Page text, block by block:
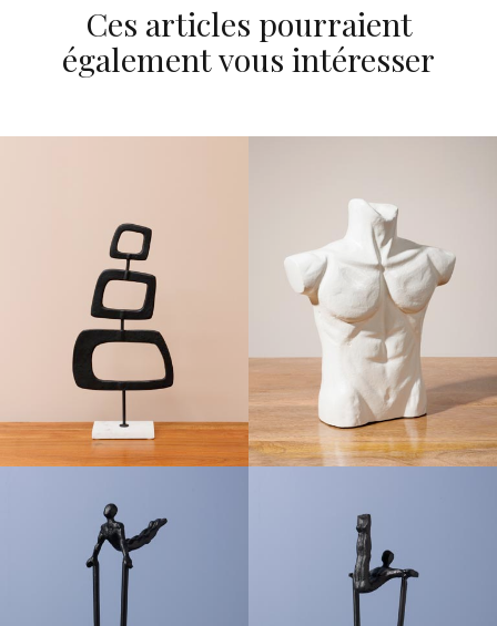
Ces articles pourraient
également vous intéresser